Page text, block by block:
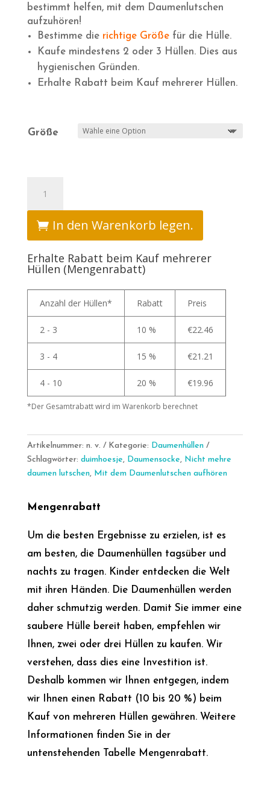
bestimmt helfen, mit dem Daumenlutschen
aufzuhören!
Bestimme die richtige Größefür die Hülle.
Kaufe mindestens 2 oder 3 Hüllen. Dies aus
hygienischen Gründen.
Erhalte Rabatt beim Kauf mehrerer Hüllen.
Größe
duimen
hoesje
-
Raketten
en
In den Warenkorb legen.
Erhalte Rabatt beim Kauf mehrerer
Hüllen (Mengenrabatt)
Anzahl der Hüllen* Rabatt Preis
2 - 3 10 % €22.46
3 - 4 15 % €21.21
4 - 10 20 % €19.96
*Der Gesamtrabatt wird im Warenkorb berechnet
Artikelnummer: n. v. Kategorie: Daumenhüllen
Schlagwörter: duimhoesje, Daumensocke, Nicht mehre
daumen lutschen, Mit dem Daumenlutschen aufhören
Mengenrabatt
Um die besten Ergebnisse zu erzielen, ist es
am besten, die Daumenhüllen tagsüber und
nachts zu tragen. Kinder entdecken die Welt
mit ihren Händen. Die Daumenhüllen werden
daher schmutzig werden. Damit Sie immer eine
saubere Hülle bereit haben, empfehlen wir
Ihnen, zwei oder drei Hüllen zu kaufen. Wir
verstehen, dass dies eine Investition ist.
Deshalb kommen wir Ihnen entgegen, indem
wir Ihnen einen Rabatt (10 bis 20 %) beim
Kauf von mehreren Hüllen gewähren. Weitere
Informationen finden Sie in der
untenstehenden Tabelle Mengenrabatt.